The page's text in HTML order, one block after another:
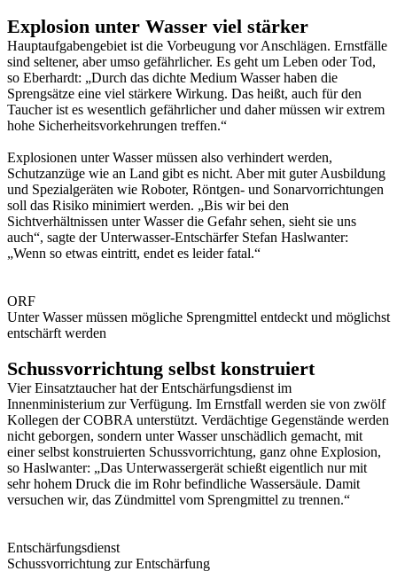
Explosion unter Wasser viel stärker
Hauptaufgabengebiet ist die Vorbeugung vor Anschlägen. Ernstfälle
sind seltener, aber umso gefährlicher. Es geht um Leben oder Tod,
so Eberhardt: „Durch das dichte Medium Wasser haben die
Sprengsätze eine viel stärkere Wirkung. Das heißt, auch für den
Taucher ist es wesentlich gefährlicher und daher müssen wir extrem
hohe Sicherheitsvorkehrungen treffen.“
Explosionen unter Wasser müssen also verhindert werden,
Schutzanzüge wie an Land gibt es nicht. Aber mit guter Ausbildung
und Spezialgeräten wie Roboter, Röntgen- und Sonarvorrichtungen
soll das Risiko minimiert werden. „Bis wir bei den
Sichtverhältnissen unter Wasser die Gefahr sehen, sieht sie uns
auch“, sagte der Unterwasser-Entschärfer Stefan Haslwanter:
„Wenn so etwas eintritt, endet es leider fatal.“
ORF
Unter Wasser müssen mögliche Sprengmittel entdeckt und möglichst
entschärft werden
Schussvorrichtung selbst konstruiert
Vier Einsatztaucher hat der Entschärfungsdienst im
Innenministerium zur Verfügung. Im Ernstfall werden sie von zwölf
Kollegen der COBRA unterstützt. Verdächtige Gegenstände werden
nicht geborgen, sondern unter Wasser unschädlich gemacht, mit
einer selbst konstruierten Schussvorrichtung, ganz ohne Explosion,
so Haslwanter: „Das Unterwassergerät schießt eigentlich nur mit
sehr hohem Druck die im Rohr befindliche Wassersäule. Damit
versuchen wir, das Zündmittel vom Sprengmittel zu trennen.“
Entschärfungsdienst
Schussvorrichtung zur Entschärfung